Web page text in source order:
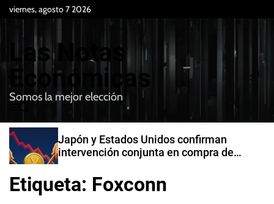
viernes, agosto 7 2026
Las Notas
Económicas
Somos la mejor elección
e
n
u
B
u
c
a
Japón y Estados Unidos confirman
intervención conjunta en compra de
Etiqueta: Foxconn